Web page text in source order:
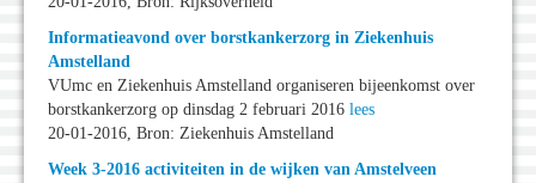
Informatieavond over borstkankerzorg in Ziekenhuis
Amstelland
VUmc en Ziekenhuis Amstelland organiseren bijeenkomst over
borstkankerzorg op dinsdag 2 februari 2016 lees
20-01-2016, Bron: Ziekenhuis Amstelland
Week 3-2016 activiteiten in de wijken van Amstelveen